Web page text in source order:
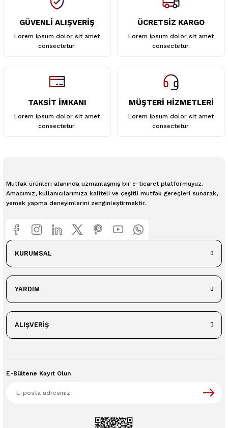
GÜVENLİ ALIŞVERİŞ
Lorem ipsum dolor sit amet
consectetur.
ÜCRETSİZ KARGO
Lorem ipsum dolor sit amet
consectetur.
TAKSİT İMKANI
Lorem ipsum dolor sit amet
consectetur.
MÜŞTERİ HİZMETLERİ
Lorem ipsum dolor sit amet
consectetur.
Mutfak ürünleri alanında uzmanlaşmış bir e-ticaret platformuyuz.
Amacımız, kullanıcılarımıza kaliteli ve çeşitli mutfak gereçleri sunarak,
yemek yapma deneyimlerini zenginleştirmektir.
KURUMSAL
YARDIM
ALIŞVERİŞ
E-Bültene Kayıt Olun